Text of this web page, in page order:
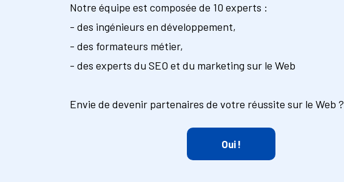
Notre équipe est composée de 10 experts :
- des ingénieurs en développement,
- des formateurs métier,
- des experts du SEO et du marketing sur le Web
Envie de devenir partenaires de votre réussite sur le Web ?
Oui !